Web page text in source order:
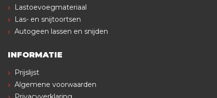
Lastoevoegmateriaal
Las- en snijtoortsen
Autogeen lassen en snijden
INFORMATIE
Prijslijst
Algemene voorwaarden